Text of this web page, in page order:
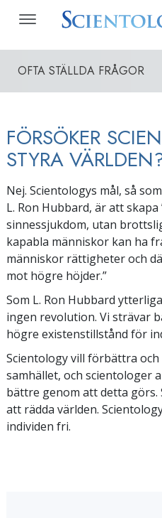
OFTA STÄLLDA FRÅGOR
FÖRSÖKER
STYRA
Nej. Scientologys mål, så
L. Ron Hubbard, är att
sinnessjukdom, utan
kapabla människor kan ha
människor rättigheter och
mot högre höjder.”
Som L. Ron Hubbard
ingen revolution. Vi strävar
högre existenstillstånd för
Scientology vill förbättra
samhället, och scientologer
bättre genom att detta görs.
att rädda världen.
individen fri.